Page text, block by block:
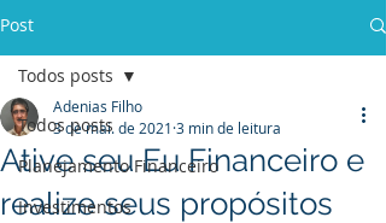
Post
Todos posts
Planejamento Financeiro
Investimentos
Todos posts
Ative seu Eu Financeiro e
realize seus propósitos
Adenias Filho
3 de mai. de 2021 3 min de leitura